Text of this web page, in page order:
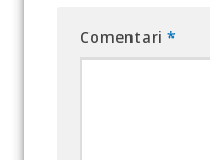
Comentari *